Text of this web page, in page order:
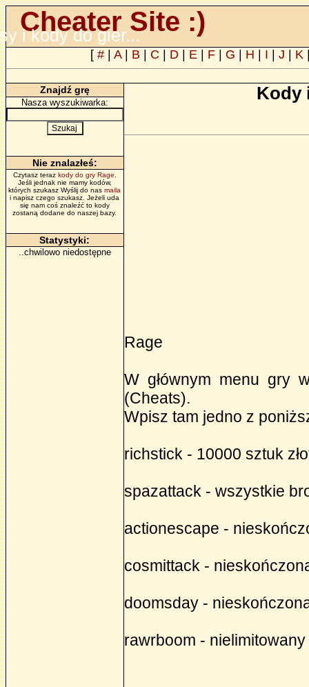
Cheater Site :)
i kody do gier...
[ # A| B C D E F G H I J K
Znajdź grę
Nasza wyszukiwarka:
Nie znalazłeś:
Czytasz teraz kody do gry Rage
Jeśli jednak nie mamy kodów,
których szukasz Wyślij do nasmaila
i napisz czego szukasz. Jeżeli uda
się nam coś znaleźć to kody
zostaną dodane do naszej bazy.
Statystyki:
..chwilowo niedostępne
Kody
Rage
W głównym menu gry
(Cheats).
Wpisz tam jedno z
richstick - 10000 sztuk
spazattack - wszystkie
actionescape -
cosmittack -
doomsday -
rawrboom -